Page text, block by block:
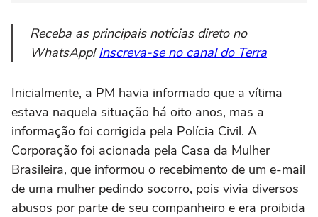
Receba as principais notícias direto no
WhatsApp!Inscreva-se no canal do Terra
Inicialmente, a PM havia informado que a vítima
estava naquela situação há oito anos, mas a
informação foi corrigida pela Polícia Civil. A
Corporação foi acionada pela Casa da Mulher
Brasileira, que informou o recebimento de um e-mail
de uma mulher pedindo socorro, pois vivia diversos
abusos por parte de seu companheiro e era proibida